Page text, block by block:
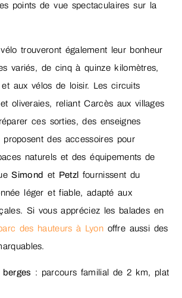
points de vue spectaculaires sur la
trouveront également leur bonheur
variés, de cinq à quinze kilomètres,
aux vélos de loisir. Les circuits
oliveraies, reliant Carcès aux villages
ces sorties, des enseignes
proposent des accessoires pour
naturels et des équipements de
Simond et Petzl fournissent du
léger et fiable, adapté aux
Si vous appréciez les balades en
des hauteurs à Lyon offre aussi des
: parcours familial de 2 km, plat